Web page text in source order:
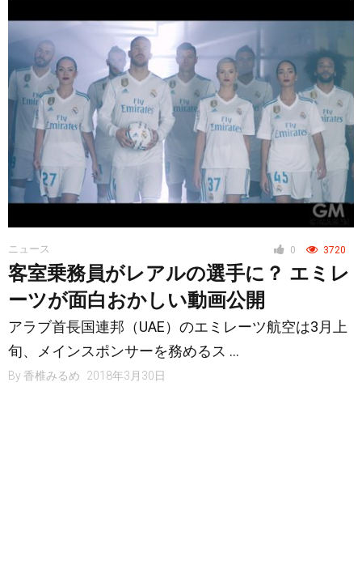
0 3720
ニュース
客室乗務員がレアルの選手に？ エミレ
ーツが面白おかしい動画公開
アラブ首長国連邦（UAE）のエミレーツ航空は3月上
旬、メインスポンサーを務めるス …
By 香椎みるめ 2018年3月30日